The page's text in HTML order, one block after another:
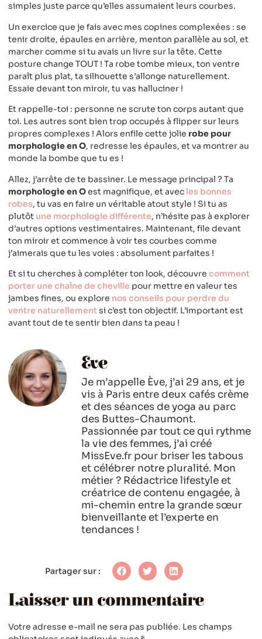
simples juste parce qu’elles assumaient leurs courbes.
Un exercice que je fais avec mes copines complexées : se
tenir droite, épaules en arrière, menton parallèle au sol, et
marcher comme si tu avais un livre sur la tête. Cette
posture change TOUT ! Ta robe tombe mieux, ton ventre
paraît plus plat, ta silhouette s’allonge naturellement.
Essaie devant ton miroir, tu vas halluciner !
Et rappelle-toi : personne ne scrute ton corps autant que
toi. Les autres sont bien trop occupés à flipper sur leurs
propres complexes ! Alors enfile cette jolie robe pour
morphologie en O, redresse les épaules, et va montrer au
monde la bombe que tu es !
Allez, j’arrête de te bassiner. Le message principal ? Ta
morphologie en Oest magnifique, et avecles bonnes
robes, tu vas en faire un véritable atout style ! Si tu as
plutôt une morphologie différente, n’hésite pas à explorer
d’autres options vestimentaires. Maintenant, file devant
ton miroir et commence à voir tes courbes comme
j’aimerais que tu les voies : absolument parfaites !
Et si tu cherches à compléter ton look, découvre comment
porter une chaîne de cheville pour mettre en valeur tes
jambes fines, ou explore nos conseils pour perdre du
ventre naturellementsi c’est ton objectif. L’important est
avant tout de te sentir bien dans ta peau !
Eve
Je m’appelle Ève, j’ai 29 ans, et je
vis à Paris entre deux cafés crème
et des séances de yoga au parc
des Buttes-Chaumont.
Passionnée par tout ce qui rythme
la vie des femmes, j’ai créé
MissEve.fr pour briser les tabous
et célébrer notre pluralité. Mon
métier ? Rédactrice lifestyle et
créatrice de contenu engagée, à
mi-chemin entre la grande sœur
bienveillante et l’experte en
tendances !
Partager sur :
Laisser un commentaire
Votre adresse e-mail ne sera pas publiée. Les champs